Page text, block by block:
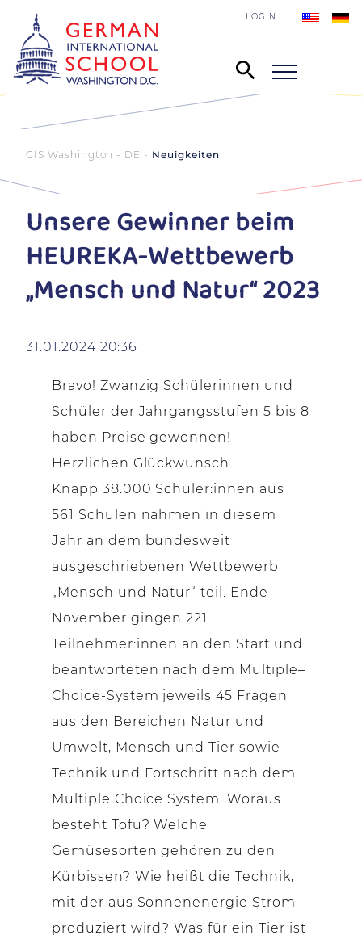
LOGIN
GIS Washington - DE Neuigkeiten
Unsere Gewinner beim
HEUREKA-Wettbewerb
„Mensch und Natur“ 2023
31.01.2024 20:36
Bravo! Zwanzig Schülerinnen und
Schüler der Jahrgangsstufen 5 bis 8
haben Preise gewonnen!
Herzlichen Glückwunsch.
Knapp 38.000 Schüler:innen aus
561 Schulen nahmen in diesem
Jahr an dem bundesweit
ausgeschriebenen Wettbewerb
„Mensch und Natur“ teil. Ende
November gingen 221
Teilnehmer:innen an den Start und
beantworteten nach dem Multiple–
Choice-System jeweils 45 Fragen
aus den Bereichen Natur und
Umwelt, Mensch und Tier sowie
Technik und Fortschritt nach dem
Multiple Choice System. Woraus
besteht Tofu? Welche
Gemüsesorten gehören zu den
Kürbissen? Wie heißt die Technik,
mit der aus Sonnenenergie Strom
produziert wird? Was für ein Tier ist